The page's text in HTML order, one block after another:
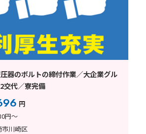
圧器のボルトの締付作業／大企業グル
交代／寮完備
円
円～
市川崎区